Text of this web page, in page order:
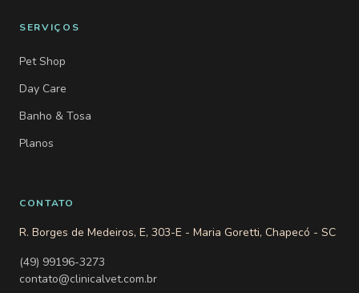
SERVIÇOS
Pet Shop
Day Care
Banho & Tosa
Planos
CONTATO
R. Borges de Medeiros, E, 303-E - Maria Goretti, Chapecó - SC
(49) 99196-3273
contato@clinicalvet.com.br